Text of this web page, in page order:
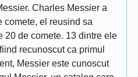
Charles Messier a
comete, el reusind sa
20 de comete. 13 dintre ele
recunoscut ca primul
Messier este cunoscut